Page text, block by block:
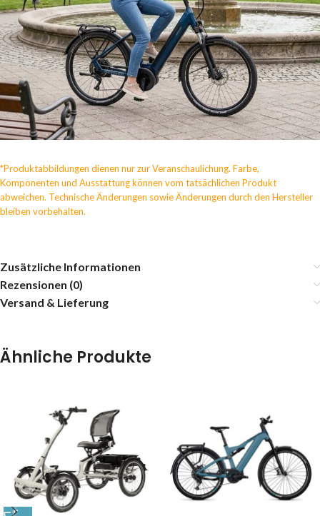
*Produktabbildungen dienen nur zur Veranschaulichung. Farbe,
Komponenten und Ausstattung können vom tatsächlichen Produkt
abweichen. Technische Änderungen sowie Änderungen durch den Hersteller
bleiben vorbehalten.
Zusätzliche Informationen
Rezensionen (0)
Versand & Lieferung
Ähnliche Produkte